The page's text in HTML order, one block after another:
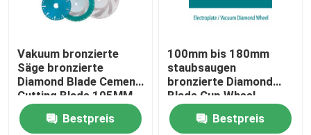
ÜBER US
Fabrik-Ausflug
Qualitätskontrolle
Vakuum bronzierte
Säge bronzierte
Diamond Blade Cement
Cutting Blade 105MM
bis 400mm
Bestpreis
100mm bis 180mm
staubsaugen
bronzierte Diamond
Blade Cup Wheel
Grinding-Diskette
Bestpreis